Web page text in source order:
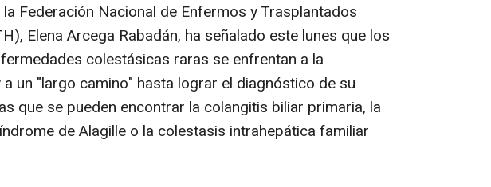
Federación Nacional de Enfermos y Trasplantados
Elena Arcega Rabadán, ha señalado este lunes que los
colestásicas raras se enfrentan a la
un "largo camino" hasta lograr el diagnóstico de su
que se pueden encontrar la colangitis biliar primaria, la
de Alagille o la colestasis intrahepática familiar